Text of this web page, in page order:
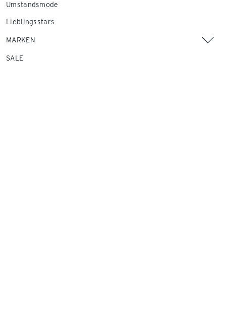
Umstandsmode
Lieblingsstars
MARKEN
SALE